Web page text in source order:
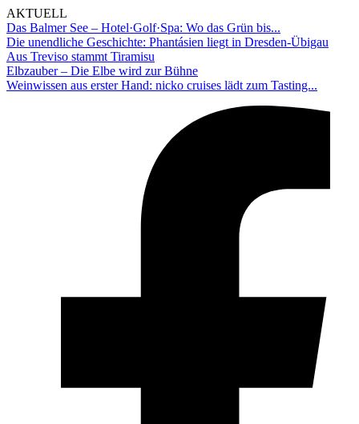
AKTUELL
Das Balmer See – Hotel·Golf·Spa: Wo das Grün bis...
Die unendliche Geschichte: Phantásien liegt in Dresden-Übigau
Aus Treviso stammt Tiramisu
Elbzauber – Die Elbe wird zur Bühne
Weinwissen aus erster Hand: nicko cruises lädt zum Tasting...